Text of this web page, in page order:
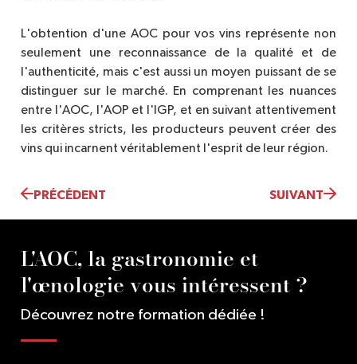
L'obtention d'une AOC pour vos vins représente non
seulement une reconnaissance de la qualité et de
l'authenticité, mais c'est aussi un moyen puissant de se
distinguer sur le marché. En comprenant les nuances
entre l'AOC, l'AOP et l'IGP, et en suivant attentivement
les critères stricts, les producteurs peuvent créer des
vins qui incarnent véritablement l'esprit de leur région.
PRÉCÉDENT SUIVANT
L'AOC, la gastronomie et
l'œnologie vous intéressent ?
Découvrez notre formation dédiée !